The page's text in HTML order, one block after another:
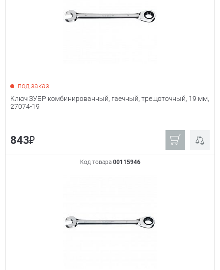
под заказ
Ключ ЗУБР комбинированный, гаечный, трещоточный, 19 мм,
27074-19
843₽
Код товара 00115946